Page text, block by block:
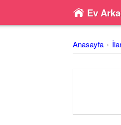
Ev
Anasayfa